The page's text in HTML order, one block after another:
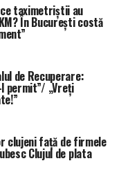
taximetriștii au
În București costă
de Recuperare:
permit”/ „Vreți
față de firmele
Clujul de plata